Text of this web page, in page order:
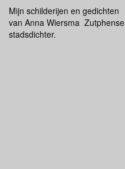
Mijn schilderijen en gedichten
van Anna Wiersma Zutphense
stadsdichter.